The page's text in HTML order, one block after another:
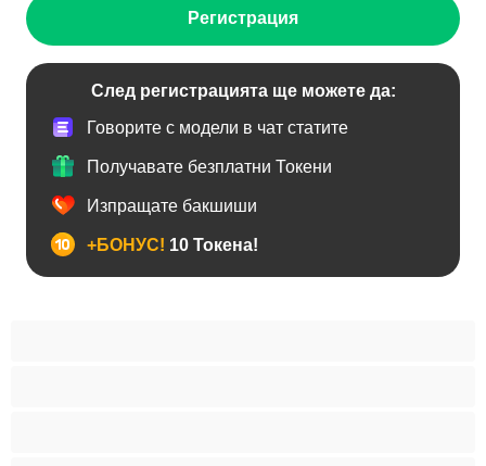
Регистрация
След регистрацията ще можете да:
Говорите с модели в чат статите
Получавате безплатни Токени
Изпращате бакшиши
+БОНУС! 10 Токена!